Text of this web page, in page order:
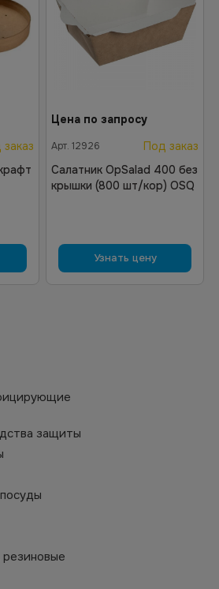
Цена по запросу
Арт. 12926
Под заказ
Салатник OpSalad 400 без
крышки (800 шт/кор) OSQ
Узнать цену
защиты
резиновые